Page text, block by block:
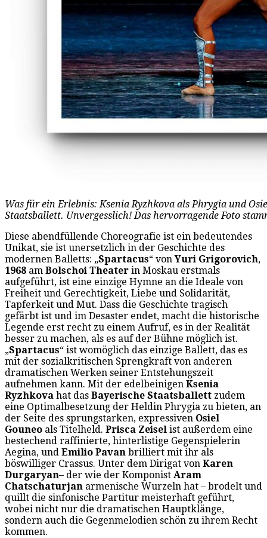
Was für ein Erlebnis: Ksenia Ryzhkova als Phrygia und
Staatsballett. Unvergesslich! Das hervorragende Foto
Diese abendfüllende Choreografie ist ein bedeutendes
Unikat, sie ist unersetzlich in der Geschichte des
modernen Balletts: „Spartacus“ vonYuri Grigorovich,
1968 am Bolschoi Theater in Moskau erstmals
aufgeführt, ist eine einzige Hymne an die Ideale von
Freiheit und Gerechtigkeit, Liebe und Solidarität,
Tapferkeit und Mut. Dass die Geschichte tragisch
gefärbt ist und im Desaster endet, macht die historische
Legende erst recht zu einem Aufruf, es in der Realität
besser zu machen, als es auf der Bühne möglich ist.
„Spartacus“ ist womöglich das einzige Ballett, das es
mit der sozialkritischen Sprengkraft von anderen
dramatischen Werken seiner Entstehungszeit
aufnehmen kann. Mit der edelbeinigen Ksenia
Ryzhkova hat das Bayerische Staatsballett zudem
eine Optimalbesetzung der Heldin Phrygia zu bieten, an
der Seite des sprungstarken, expressiven Osiel
Gouneo als Titelheld. Prisca Zeisel ist außerdem eine
bestechend raffinierte, hinterlistige Gegenspielerin
Aegina, und Emilio Pavan brilliert mit ihr als
böswilliger Crassus. Unter dem Dirigat von Karen
Durgaryan– der wie der Komponist Aram
Chatschaturjan armenische Wurzeln hat – brodelt und
quillt die sinfonische Partitur meisterhaft geführt,
wobei nicht nur die dramatischen Hauptklänge,
sondern auch die Gegenmelodien schön zu ihrem Recht
kommen.